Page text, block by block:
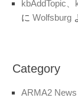
kbAddTopic
に Wolfsburg
Category
ARMA2 News